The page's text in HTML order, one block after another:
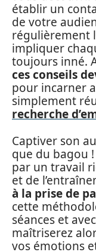
établir un
de votre
régulièrement
impliquer
toujours inné.
ces conseils
pour incarner
simplement
recherche
Captiver son
que du bagou
par un travail
et de
à la prise de
cette
séances et
maîtriserez
vos émotions